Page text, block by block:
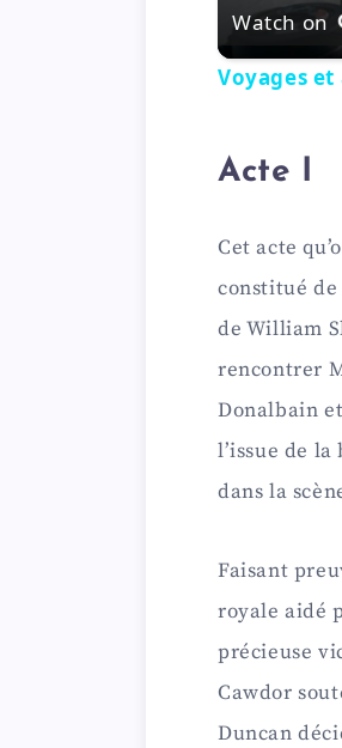
Watch on
Voyages et
Acte I
Cet acte
constitué de
de William
rencontrer
Donalbain
l’issue de
dans la
Faisant
royale aidé
précieuse
Cawdor
Duncan